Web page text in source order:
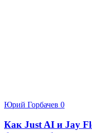
Юрий Горбачев 0
Как Just AI и Jay